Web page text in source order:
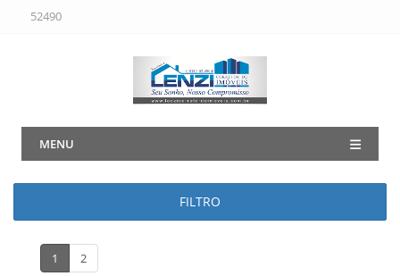
52490
MENU
FILTRO
1 2